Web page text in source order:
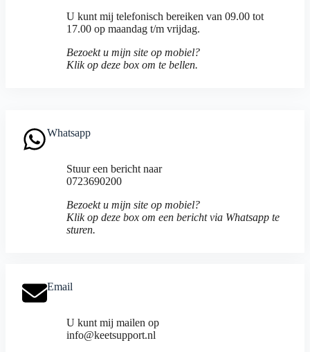
U kunt mij telefonisch bereiken van 09.00 tot
17.00 op maandag t/m vrijdag.
Bezoekt u mijn site op mobiel?
Klik op deze box om te bellen.
Whatsapp
Stuur een bericht naar
0723690200
Bezoekt u mijn site op mobiel?
Klik op deze box om een bericht via Whatsapp te
sturen.
Email
U kunt mij mailen op
info@keetsupport.nl